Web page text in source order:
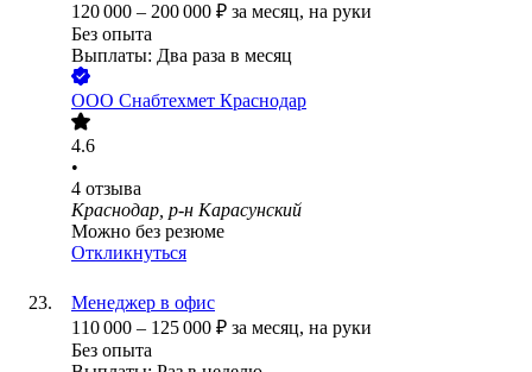
120 000 – 200 000 ₽ за месяц, на руки
Без опыта
Выплаты: Два раза в месяц
ООО Снабтехмет Краснодар
4.6
•
4 отзыва
Краснодар, р-н Карасунский
Можно без резюме
Откликнуться
Менеджер в офис
110 000 – 125 000 ₽ за месяц, на руки
Без опыта